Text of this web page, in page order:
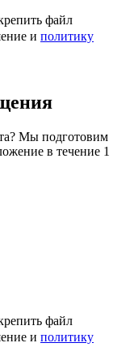
файл
и политику
Мы подготовим
в течение 1
файл
и политику